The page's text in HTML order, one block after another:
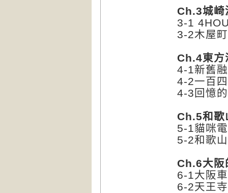
Ch.3城崎
3-1
3-2木屋
Ch.4東方
4-1新舊
4-2一百
4-3回憶
Ch.5和歌
5-1貓咪
5-2和歌
Ch.6大阪
6-1大阪
6-2天王